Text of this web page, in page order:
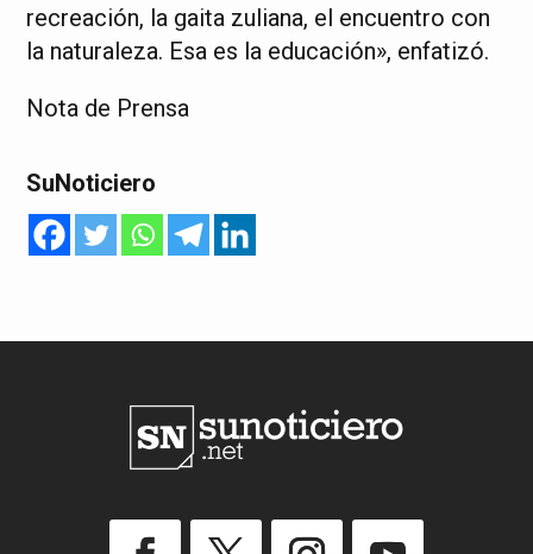
recreación, la gaita zuliana, el encuentro con
la naturaleza. Esa es la educación», enfatizó.
Nota de Prensa
SuNoticiero